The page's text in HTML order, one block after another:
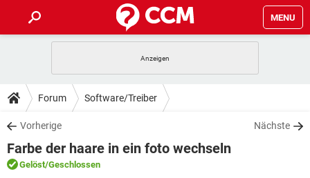
MENU
ANDROID IOS
WINDOWS 10
WHATSAPP TIKTOK
FACEBOOK
TIPPS & TRICKS
SPIELE
WINDOWS 10
DOWNLOADS
SPIELE STREAMING
ANDROID
FORUM
Forum Software/Treiber
Vorherige Nächste
Farbe der haare in ein foto wechseln
Gelöst/Geschlossen